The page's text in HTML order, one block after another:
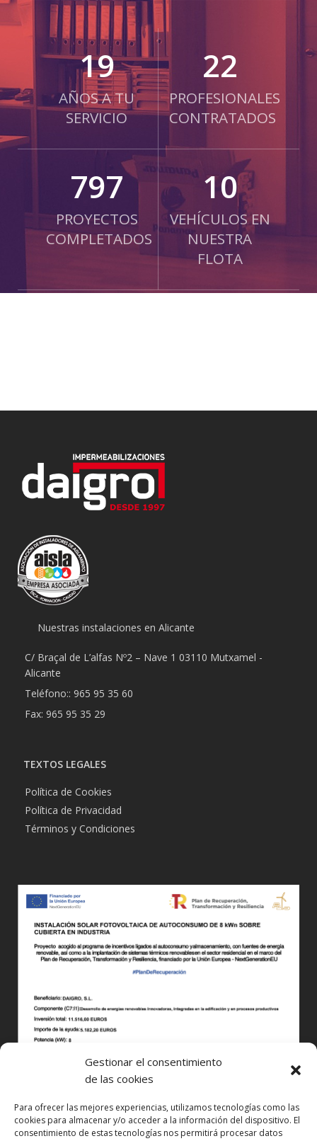
Gestionar el consentimiento
de las cookies
Para ofrecer las mejores experiencias, utilizamos tecnologías como las
cookies para almacenar y/o acceder a la información del dispositivo. El
consentimiento de estas tecnologías nos permitirá procesar datos
24
AÑOS A TU
SERVICIO
29
PROFESIONALES
CONTRATADOS
1047
PROYECTOS
COMPLETADOS
13
VEHÍCULOS EN
NUESTRA
FLOTA
Nuestras instalaciones en Alicante
C/ Braçal de L’alfas Nº2 – Nave 1 03110 Mutxamel -
Alicante
Teléfono:: 965 95 35 60
Fax: 965 95 35 29
TEXTOS LEGALES
Política de Cookies
Política de Privacidad
Términos y Condiciones